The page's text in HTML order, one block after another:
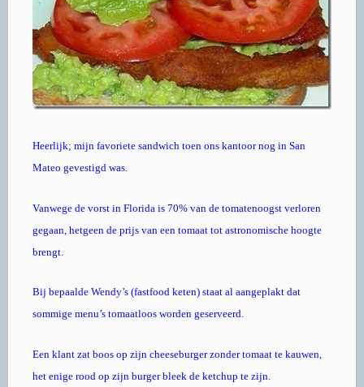
Heerlijk; mijn favoriete sandwich toen ons kantoor nog in San
Mateo gevestigd was.
Vanwege de vorst in Florida is 70% van de tomatenoogst verloren
gegaan, hetgeen de prijs van een tomaat tot astronomische hoogte
brengt.
Bij bepaalde Wendy’s (fastfood keten) staat al aangeplakt dat
sommige menu’s tomaatloos worden geserveerd.
Een klant zat boos op zijn cheeseburger zonder tomaat te kauwen,
het enige rood op zijn burger bleek de ketchup te zijn.